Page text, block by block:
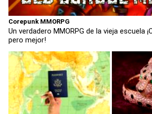
Corepunk MMORPG
Un verdadero MMORPG de la vieja escuela
pero mejor!